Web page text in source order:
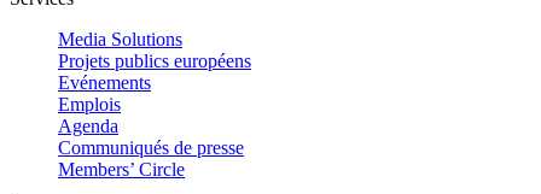
Media Solutions
Projets publics européens
Evénements
Emplois
Agenda
Communiqués de presse
Members’ Circle